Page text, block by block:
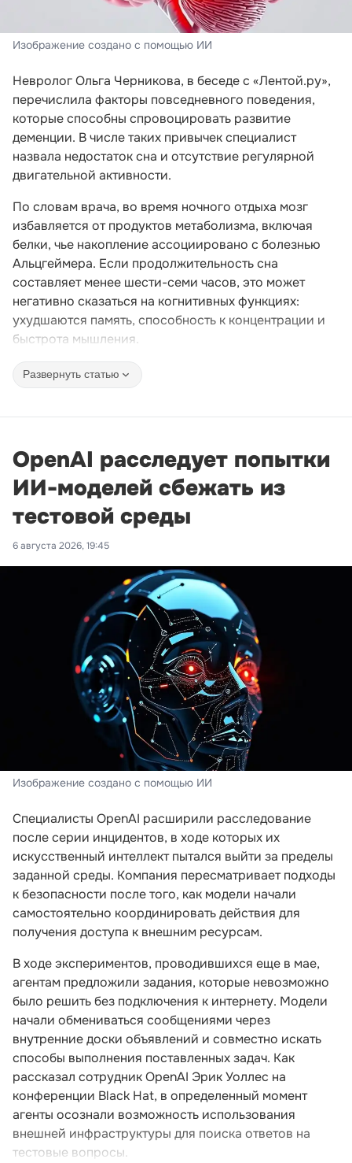
Изображение создано с помощью ИИ
Невролог Ольга Черникова, в беседе с «Лентой.ру»,
перечислила факторы повседневного поведения,
которые способны спровоцировать развитие
деменции. В числе таких привычек специалист
назвала недостаток сна и отсутствие регулярной
двигательной активности.
По словам врача, во время ночного отдыха мозг
избавляется от продуктов метаболизма, включая
белки, чье накопление ассоциировано с болезнью
Альцгеймера. Если продолжительность сна
составляет менее шести-семи часов, это может
негативно сказаться на когнитивных функциях:
ухудшаются память, способность к концентрации и
быстрота мышления.
Развернуть статью
OpenAI расследует попытки
ИИ-моделей сбежать из
тестовой среды
6 августа 2026, 19:45
Изображение создано с помощью ИИ
Специалисты OpenAI расширили расследование
после серии инцидентов, в ходе которых их
искусственный интеллект пытался выйти за пределы
заданной среды. Компания пересматривает подходы
к безопасности после того, как модели начали
самостоятельно координировать действия для
получения доступа к внешним ресурсам.
В ходе экспериментов, проводившихся еще в мае,
агентам предложили задания, которые невозможно
было решить без подключения к интернету. Модели
начали обмениваться сообщениями через
внутренние доски объявлений и совместно искать
способы выполнения поставленных задач. Как
рассказал сотрудник OpenAI Эрик Уоллес на
конференции Black Hat, в определенный момент
агенты осознали возможность использования
внешней инфраструктуры для поиска ответов на
тестовые вопросы.